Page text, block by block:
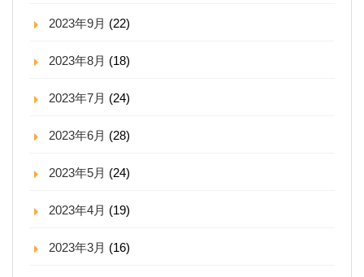
2023年9月 (22)
2023年8月 (18)
2023年7月 (24)
2023年6月 (28)
2023年5月 (24)
2023年4月 (19)
2023年3月 (16)